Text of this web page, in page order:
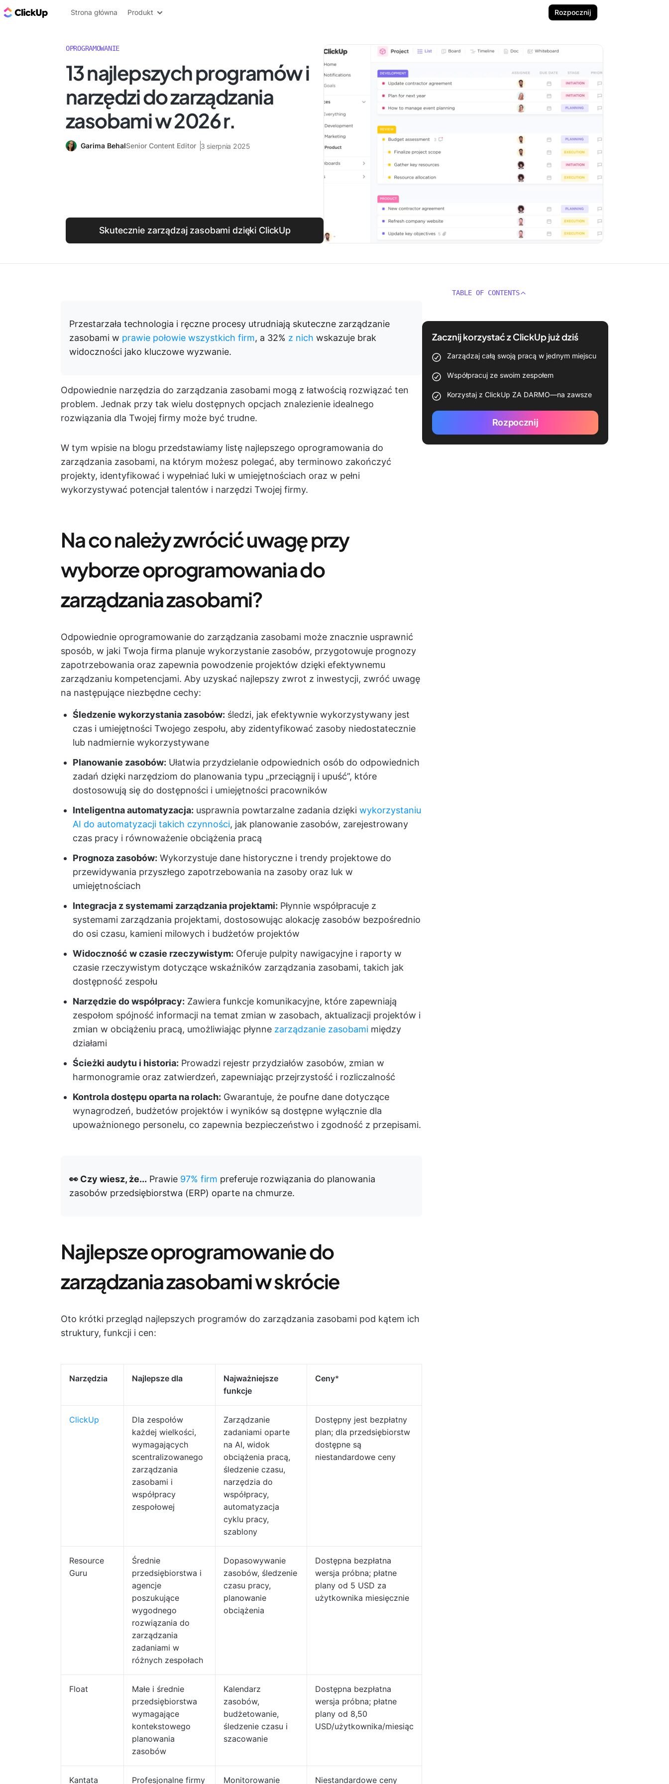
ClickUp Blog
Strona główna Produkt Rozpocznij
OPROGRAMOWANIE
13 najlepszych programów i
narzędzi do zarządzania
zasobami w 2026 r.
Garima BehalSenior Content Editor 3 sierpnia 2025
Skutecznie zarządzaj zasobami dzięki ClickUp
Przestarzała technologia i ręczne procesy utrudniają skuteczne zarządzanie
zasobami w prawie połowie wszystkich firm, a 32% z nich wskazuje brak
widoczności jako kluczowe wyzwanie.
Odpowiednie narzędzia do zarządzania zasobami mogą z łatwością rozwiązać ten
problem. Jednak przy tak wielu dostępnych opcjach znalezienie idealnego
rozwiązania dla Twojej firmy może być trudne.
W tym wpisie na blogu przedstawiamy listę najlepszego oprogramowania do
zarządzania zasobami, na którym możesz polegać, aby terminowo zakończyć
projekty, identyfikować i wypełniać luki w umiejętnościach oraz w pełni
wykorzystywać potencjał talentów i narzędzi Twojej firmy.
Na co należy zwrócić uwagę przy
wyborze oprogramowania do
zarządzania zasobami?
Odpowiednie oprogramowanie do zarządzania zasobami może znacznie usprawnić
sposób, w jaki Twoja firma planuje wykorzystanie zasobów, przygotowuje prognozy
zapotrzebowania oraz zapewnia powodzenie projektów dzięki efektywnemu
zarządzaniu kompetencjami. Aby uzyskać najlepszy zwrot z inwestycji, zwróć uwagę
na następujące niezbędne cechy:
Śledzenie wykorzystania zasobów: śledzi, jak efektywnie wykorzystywany jest
czas i umiejętności Twojego zespołu, aby zidentyfikować zasoby niedostatecznie
lub nadmiernie wykorzystywane
Planowanie zasobów: Ułatwia przydzielanie odpowiednich osób do odpowiednich
zadań dzięki narzędziom do planowania typu „przeciągnij i upuść”, które
dostosowują się do dostępności i umiejętności pracowników
Inteligentna automatyzacja: usprawnia powtarzalne zadania dzięki wykorzystaniu
AI do automatyzacji takich czynności, jak planowanie zasobów, zarejestrowany
czas pracy i równoważenie obciążenia pracą
Prognoza zasobów: Wykorzystuje dane historyczne i trendy projektowe do
przewidywania przyszłego zapotrzebowania na zasoby oraz luk w
umiejętnościach
Integracja z systemami zarządzania projektami: Płynnie współpracuje z
systemami zarządzania projektami, dostosowując alokację zasobów bezpośrednio
do osi czasu, kamieni milowych i budżetów projektów
Widoczność w czasie rzeczywistym: Oferuje pulpity nawigacyjne i raporty w
czasie rzeczywistym dotyczące wskaźników zarządzania zasobami, takich jak
dostępność zespołu
Narzędzie do współpracy: Zawiera funkcje komunikacyjne, które zapewniają
zespołom spójność informacji na temat zmian w zasobach, aktualizacji projektów i
zmian w obciążeniu pracą, umożliwiając płynne zarządzanie zasobami między
działami
Ścieżki audytu i historia: Prowadzi rejestr przydziałów zasobów, zmian w
harmonogramie oraz zatwierdzeń, zapewniając przejrzystość i rozliczalność
Kontrola dostępu oparta na rolach: Gwarantuje, że poufne dane dotyczące
wynagrodzeń, budżetów projektów i wyników są dostępne wyłącznie dla
upoważnionego personelu, co zapewnia bezpieczeństwo i zgodność z przepisami.
👀 Czy wiesz, że... Prawie 97% firm preferuje rozwiązania do planowania
zasobów przedsiębiorstwa (ERP) oparte na chmurze.
Najlepsze oprogramowanie do
zarządzania zasobami w skrócie
Oto krótki przegląd najlepszych programów do zarządzania zasobami pod kątem ich
struktury, funkcji i cen:
Narzędzia Najlepsze dla
Najważniejsze
funkcje
Ceny*
ClickUp
Dla zespołów
każdej wielkości,
wymagających
scentralizowanego
zarządzania
zasobami i
współpracy
zespołowej
Zarządzanie
zadaniami oparte
na AI, widok
obciążenia pracą,
śledzenie czasu,
narzędzia do
współpracy,
automatyzacja
cyklu pracy,
szablony
Dostępny jest bezpłatny
plan; dla przedsiębiorstw
dostępne są
niestandardowe ceny
Resource
Guru
Średnie
przedsiębiorstwa i
agencje
poszukujące
wygodnego
rozwiązania do
zarządzania
zadaniami w
różnych zespołach
Dopasowywanie
zasobów, śledzenie
czasu pracy,
planowanie
obciążenia
Dostępna bezpłatna
wersja próbna; płatne
plany od 5 USD za
użytkownika miesięcznie
Float
Małe i średnie
przedsiębiorstwa
wymagające
kontekstowego
planowania
zasobów
Kalendarz
zasobów,
budżetowanie,
śledzenie czasu i
szacowanie
Dostępna bezpłatna
wersja próbna; płatne
plany od 8,50
USD/użytkownika/miesiąc
Kantata Profesjonalne firmy Monitorowanie Niestandardowe ceny
TABLE OF CONTENTS
Zacznij korzystać z ClickUp już dziś
Zarządzaj całą swoją pracą w jednym miejscu
Współpracuj ze swoim zespołem
Korzystaj z ClickUp ZA DARMO—na zawsze
Rozpocznij